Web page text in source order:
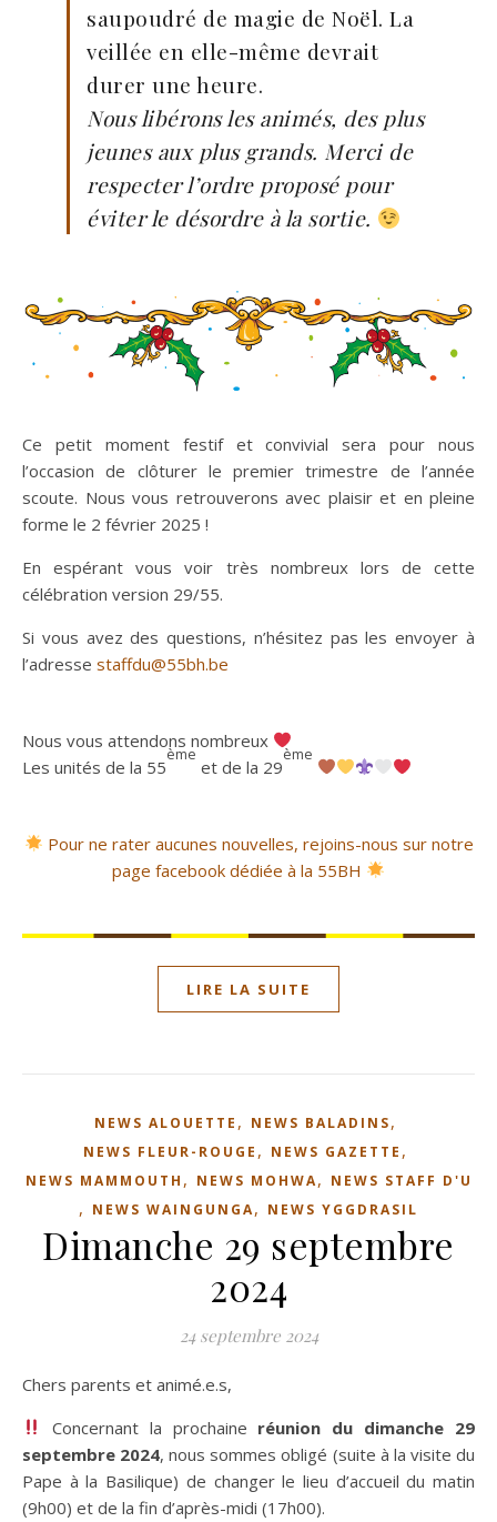
saupoudré de magie de Noël. La
veillée en elle-même devrait
durer une heure.
Nous libérons les animés, des plus
jeunes aux plus grands. Merci de
respecter l’ordre proposé pour
éviter le désordre à la sortie.
Ce petit moment festif et convivial sera pour nous
l’occasion de clôturer le premier trimestre de l’année
scoute. Nous vous retrouverons avec plaisir et en pleine
forme le 2 février 2025 !
En espérant vous voir très nombreux lors de cette
célébration version 29/55.
Si vous avez des questions, n’hésitez pas les envoyer à
l’adresse staffdu@55bh.be
Nous vous attendons nombreux
Les unités de la 55
ème
et de la 29
ème
Pour ne rater aucunes nouvelles, rejoins-nous sur notre
page facebook dédiée à la 55BH
LIRE LA SUITE
NEWS ALOUETTE , NEWS BALADINS,
NEWS FLEUR-ROUGE , NEWS GAZETTE ,
NEWS MAMMOUTH , NEWS MOHWA, NEWS STAFF D'U
, NEWS WAINGUNGA, NEWS YGGDRASIL
Dimanche 29 septembre
2024
24 septembre 2024
Chers parents et animé.e.s,
Concernant la prochaine réunion du dimanche 29
septembre 2024, nous sommes obligé (suite à la visite du
Pape à la Basilique) de changer le lieu d’accueil du matin
(9h00) et de la fin d’après-midi (17h00).